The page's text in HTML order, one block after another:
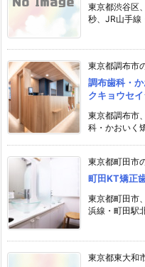
東京都渋谷区
秒、JR山手線
東京都調布市
調布歯科・
クキョウセ
東京都調布市
科・かおいく
東京都町田市
町田KT矯正
東京都町田市
浜線・町田駅
東京都東大和